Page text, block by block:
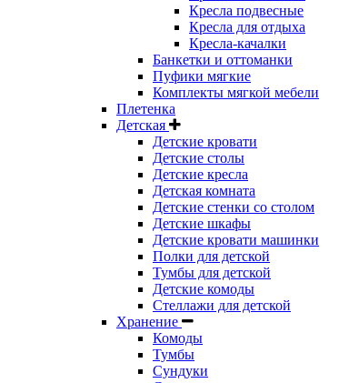
Кресла подвесные
Кресла для отдыха
Кресла-качалки
Банкетки и оттоманки
Пуфики мягкие
Комплекты мягкой мебели
Плетенка
Детская
Детские кровати
Детские столы
Детские кресла
Детская комната
Детские стенки со столом
Детские шкафы
Детские кровати машинки
Полки для детской
Тумбы для детской
Детские комоды
Стеллажи для детской
Хранение
Комоды
Тумбы
Сундуки